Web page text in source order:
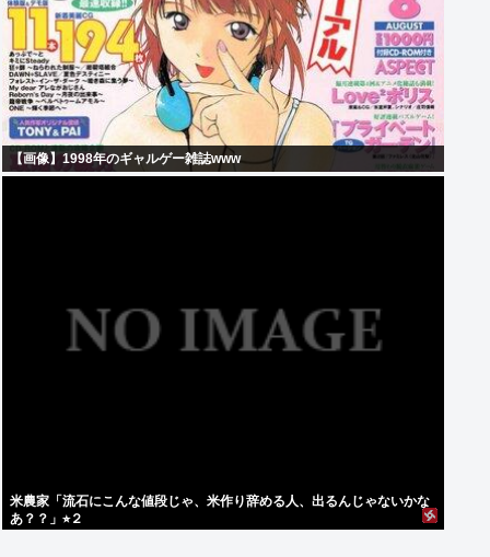
【画像】1998年のギャルゲー雑誌www
米農家「流石にこんな値段じゃ、米作り辞める人、出るんじゃないかな
あ？？」⭐︎２